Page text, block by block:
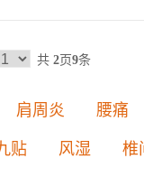
共 2页9条
肩周炎 腰痛
贴 风湿 椎